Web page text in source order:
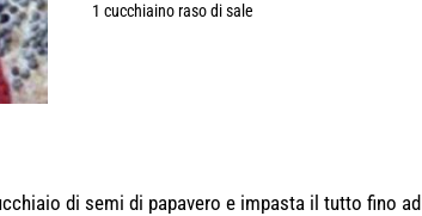
1 cucchiaino raso di sale
di semi di papavero e impasta il tutto fino ad